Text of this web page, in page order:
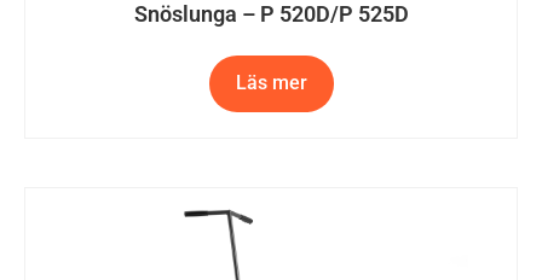
Snöslunga – P 520D/P 525D
Läs mer